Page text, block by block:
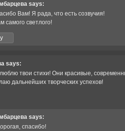
says:
Вам! Я рада, что есть созвучия!
самого светлого!
says:
твои стихи! Они красивые,
дальнейших творческих успехов!
says:
спасибо!